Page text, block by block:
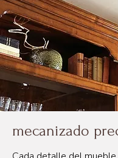
mecanizado